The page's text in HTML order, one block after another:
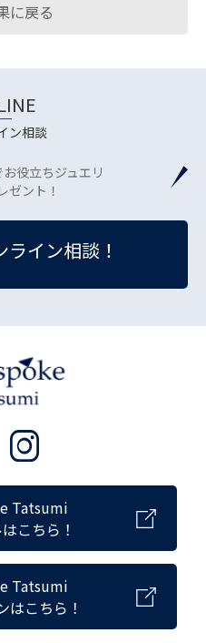
に戻る
ン相談
役立ちジュエリ
ゼント！
ライン相談！
Tatsumi
こちら！
Tatsumi
はこちら！